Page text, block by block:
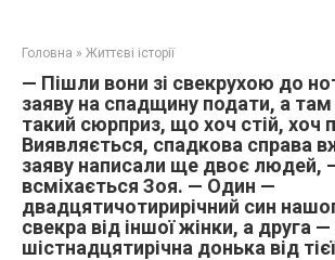
Головна » Життєві історії
— Пішли вони зі свекрухою до
заяву на спадщину подати, а там
такий сюрприз, що хоч стій, хоч
Виявляється, спадкова справа
заяву написали ще двоє людей,
всміхається Зоя. — Один —
двадцятичотирирічний син
свекра від іншої жінки, а друга
шістнадцятирічна донька від